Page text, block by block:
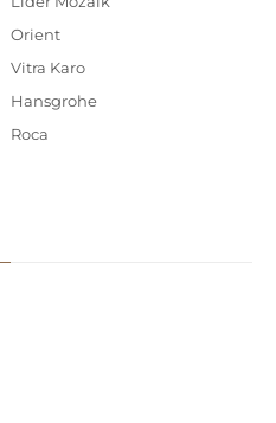
Orient
Vitra Karo
Hansgrohe
Roca